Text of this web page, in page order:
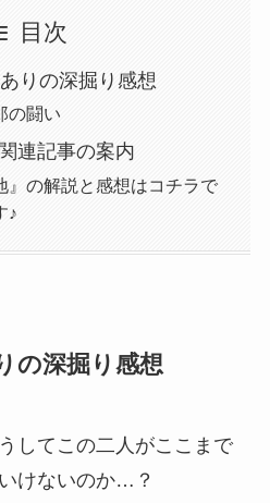
目次
りの深掘り感想
の闘い
連記事の案内
』の解説と感想はコチラで
♪
の深掘り感想
してこの二人がここまで
けないのか…？